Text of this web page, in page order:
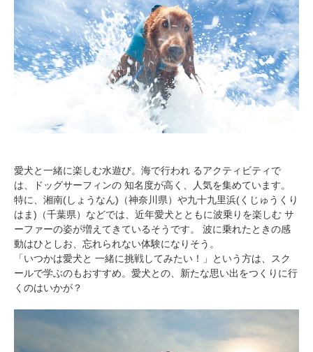
愛犬と一緒に楽しむ水遊び。海で行われ るアクティビティで
は、ドッグサーフィンの 知名度が高く、人気を集めています。
特に、湘南(しょうなん)（神奈川県）や九十九里浜(くじゅうくり
はま)（千葉県）などでは、近年愛犬とともに波乗りを楽しむ サ
ーファーの姿が増えてきているそうです。 波に乗れたときの感
動はひとしお、忘れられない体験になりそう。
「いつかは愛犬と 一緒に挑戦してみたい！」という方は、スク
ールで学ぶのもおすすめ。愛犬との、新たな思い出をつくりに行
くのはいかが？